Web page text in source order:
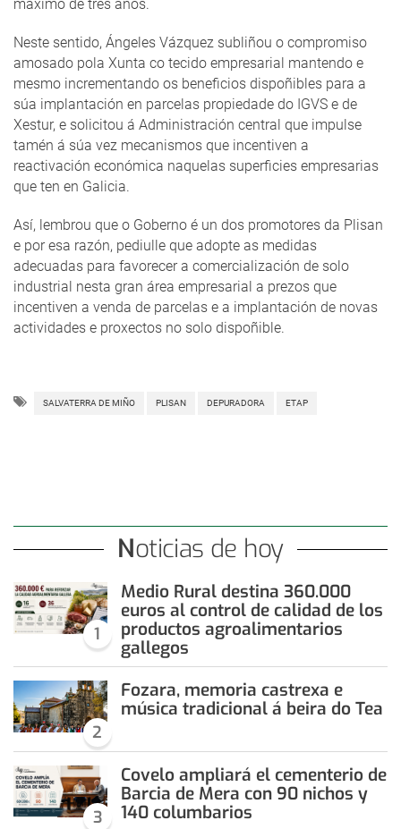
máximo de tres anos.
Neste sentido, Ángeles Vázquez subliñou o compromiso
amosado pola Xunta co tecido empresarial mantendo e
mesmo incrementando os beneficios dispoñibles para a
súa implantación en parcelas propiedade do IGVS e de
Xestur, e solicitou á Administración central que impulse
tamén á súa vez mecanismos que incentiven a
reactivación económica naquelas superficies empresarias
que ten en Galicia.
Así, lembrou que o Goberno é un dos promotores da Plisan
e por esa razón, pediulle que adopte as medidas
adecuadas para favorecer a comercialización de solo
industrial nesta gran área empresarial a prezos que
incentiven a venda de parcelas e a implantación de novas
actividades e proxectos no solo dispoñible.
SALVATERRA DE MIÑO PLISAN DEPURADORA ETAP
Noticias de hoy
1
Medio Rural destina 360.000
euros al control de calidad de los
productos agroalimentarios
gallegos
2
Fozara, memoria castrexa e
música tradicional á beira do Tea
3
Covelo ampliará el cementerio de
Barcia de Mera con 90 nichos y
140 columbarios